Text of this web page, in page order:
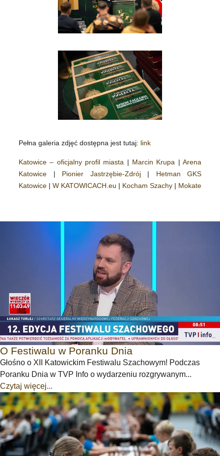
Pełna galeria zdjęć dostępna jest tutaj: link
Katowice – oficjalny profil miasta | Marcin Krupa |Arena
Katowice | Pionier Jastrzębie-Zdrój| Hetman GKS
Katowice | W KATOWICACH.eu | Kocham Szachy | Mokate
O Festiwalu w Poranku Dnia
Głośno o XII Katowickim Festiwalu Szachowym! Podczas
Poranku Dnia w TVP Info o wydarzeniu rozgrywanym...
Czytaj więcej...